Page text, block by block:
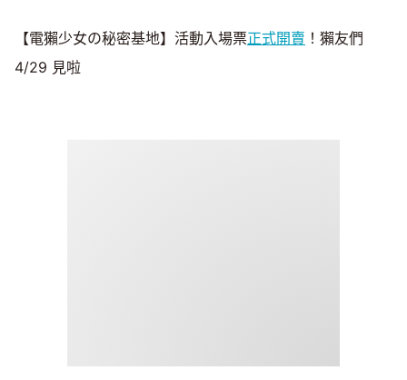
【電獺少女の秘密基地】活動入場票正式開賣 ！獺友們
4/29 見啦